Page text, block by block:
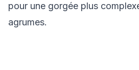
pour une gorgée plus
agrumes.